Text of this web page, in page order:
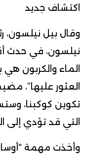
اكتشاف جديد
وقال بيل نيلسون،
نيلسون، في حدث
الماء والكربون هي
العثور عليها”،
تكوين كوكبنا،
التي قد تؤدي إلى
وأخذت مهمة